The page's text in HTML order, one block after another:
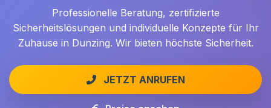
Professionelle Beratung, zertifizierte
Sicherheitslösungen und individuelle Konzepte für Ihr
Zuhause in Dunzing. Wir bieten höchste Sicherheit.
JETZT ANRUFEN